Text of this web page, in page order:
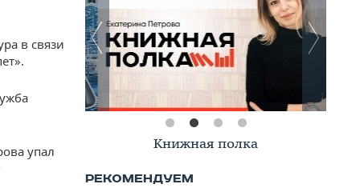
в связи
упал
Книжная полка